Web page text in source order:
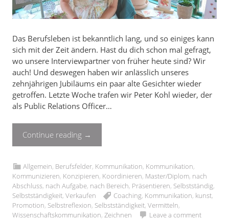
Das Berufsleben ist bekanntlich lang, und so einiges kann
sich mit der Zeit ändern. Hast du dich schon mal gefragt,
wo unsere Interviewpartner von früher heute sind? Wir
auch! Und deswegen haben wir anlässlich unseres
zehnjährigen Jubiläums ein paar alte Gesichter wieder
getroffen. Letzte Woche trafen wir Peter Kohl wieder, der
als Public Relations Officer…
Continue reading →
Allgemein, Berufsfelder, Kommunikation, Kommunikation,
Kommunizieren, Konzipieren, Koordinieren, Master/Diplom, nach
Abschluss, nach Aufgabe, nach Bereich, Präsentieren, Selbstständig,
Selbstständigkeit,Verkaufen Coaching, Kommunikation, kunst,
Promotion, Selbstreflexion, Selbstständigkeit,Vermitteln,
Wissenschaftskommunikation,Zeichnen Leave a comment